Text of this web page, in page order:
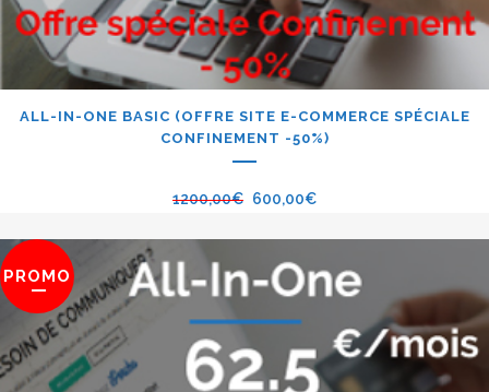
ALL-IN-ONE BASIC (OFFRE SITE E-COMMERCE SPÉCIALE
CONFINEMENT -50%)
1200,00€ 600,00€
PROMO